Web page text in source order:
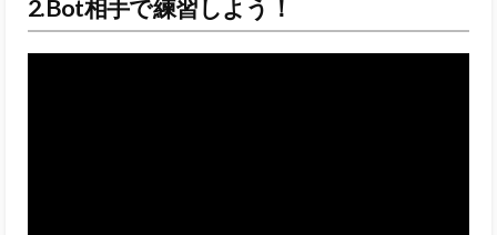
2.Bot相手で練習しよう！